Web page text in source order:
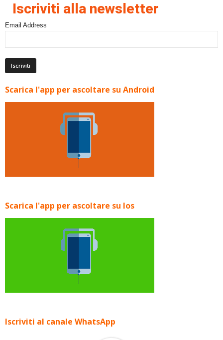
Iscriviti alla newsletter
Email Address
Scarica l'app per ascoltare su Android
Scarica l'app per ascoltare su Ios
Iscriviti al canale WhatsApp